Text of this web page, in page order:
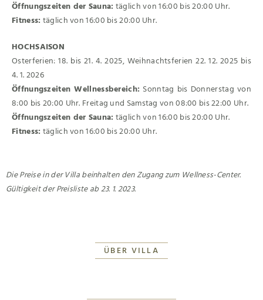
Öffnungszeiten der Sauna: täglich von 16:00 bis 20:00 Uhr.
Fitness: täglich von 16:00 bis 20:00 Uhr.
HOCHSAISON
Osterferien: 18. bis 21. 4. 2025, Weihnachtsferien 22. 12. 2025 bis
4. 1. 2026
Öffnungszeiten Wellnessbereich: Sonntag bis Donnerstag von
8:00 bis 20:00 Uhr. Freitag und Samstag von 08:00 bis 22:00 Uhr.
Öffnungszeiten der Sauna: täglich von 16:00 bis 20:00 Uhr.
Fitness: täglich von 16:00 bis 20:00 Uhr.
Die Preise in der Villa beinhalten den Zugang zum Wellness-Center.
Gültigkeit der Preisliste ab 23. 1. 2023.
ÜBER VILLA